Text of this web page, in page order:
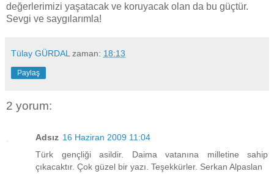
değerlerimizi yaşatacak ve koruyacak olan da bu güçtür.
Sevgi ve saygılarımla!
Tülay GÜRDAL zaman: 18:13
Paylaş
2 yorum:
Adsız 16 Haziran 2009 11:04
Türk gençliği asildir. Daima vatanına milletine sahip
çıkacaktır. Çok güzel bir yazı. Teşekkürler. Serkan Alpaslan